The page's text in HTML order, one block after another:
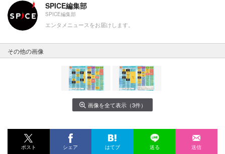
SPICE編集部
SPICE編集部
エンタメニュースをお届けします。
その他の画像
画像を全て表示（3件）
ポスト シェア はてブ 送る 送信